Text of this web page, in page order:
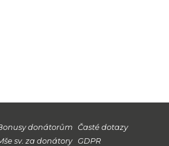
donátorům
sv. za donátory
Časté dotazy
GDPR